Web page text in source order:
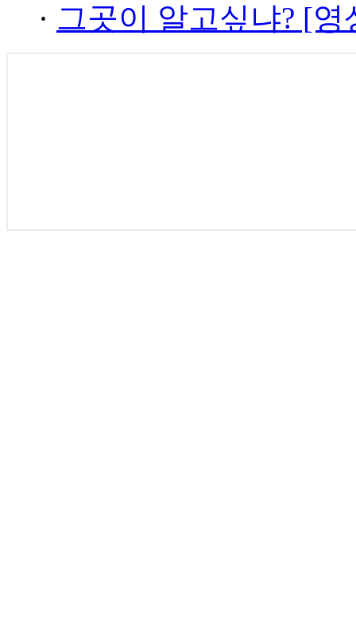
· 그곳이 알고싶냐? [